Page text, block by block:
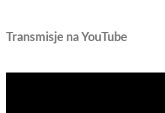
Transmisje na YouTube